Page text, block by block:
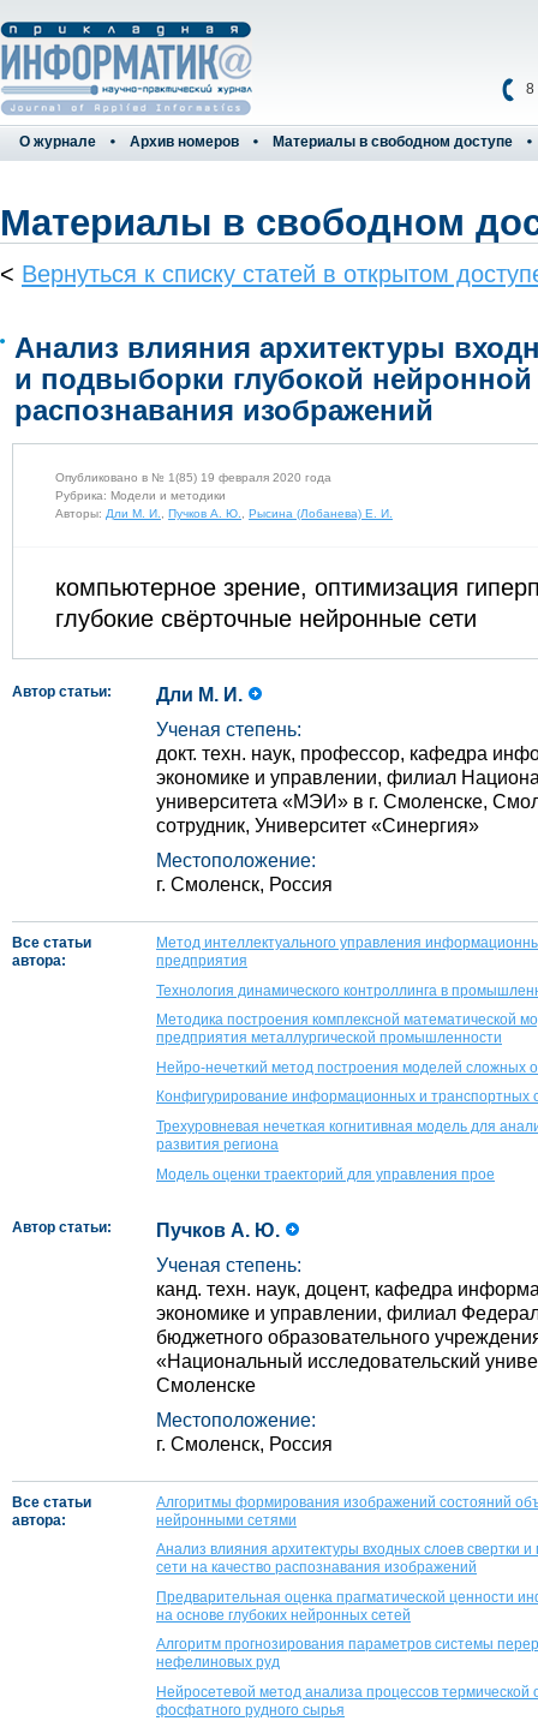
8
О журнале Архив номеров Материалы в свободном доступе
Материалы в свободном
< Вернуться к списку статей в открытом
Анализ влияния архитектуры
и подвыборки глубокой нейронной
распознавания изображений
Опубликовано в № 1(85) 19 февраля 2020 года
Рубрика: Модели и методики
Авторы: Дли М. И., Пучков А. Ю., Рысина (Лобанева) Е. И.
компьютерное зрение, оптимизация
глубокие свёрточные нейронные сети
Автор статьи:
Дли М. И.
Ученая степень:
докт. техн. наук, профессор, кафедра
экономике и управлении, филиал
университета «МЭИ» в г. Смоленске,
сотрудник, Университет «Синергия»
Местоположение:
г. Смоленск, Россия
Все статьи
автора:
Метод интеллектуального управления
предприятия
Технология динамического контроллинга в
Методика построения комплексной математической
предприятия металлургической промышленности
Нейро-нечеткий метод построения моделей сложных
Конфигурирование информационных и транспортных
Трехуровневая нечеткая когнитивная модель для
развития региона
Модель оценки траекторий для управления прое
Автор статьи:
Пучков А. Ю.
Ученая степень:
канд. техн. наук, доцент, кафедра
экономике и управлении, филиал
бюджетного образовательного
«Национальный исследовательский
Смоленске
Местоположение:
г. Смоленск, Россия
Все статьи
автора:
Алгоритмы формирования изображений состояний
нейронными сетями
Анализ влияния архитектуры входных слоев свертки
сети на качество распознавания изображений
Предварительная оценка прагматической ценности
на основе глубоких нейронных сетей
Алгоритм прогнозирования параметров системы
нефелиновых руд
Нейросетевой метод анализа процессов термической
фосфатного рудного сырья